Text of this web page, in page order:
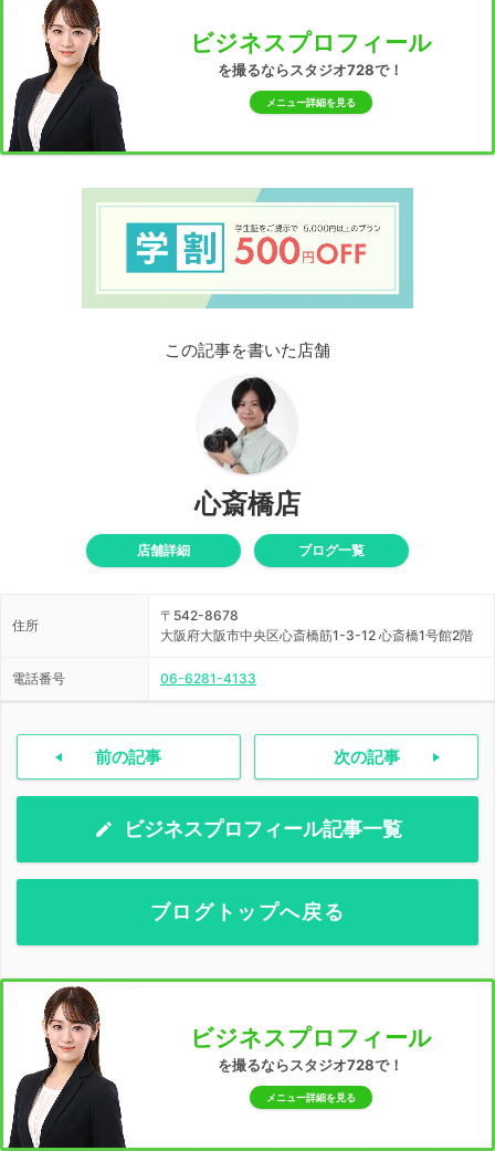
ビジネスプロフィール
を撮るならスタジオ728で！
メニュー詳細を見る
この記事を書いた店舗
心斎橋店
店舗詳細 ブログ一覧
住所
〒542-8678
大阪府大阪市中央区心斎橋筋1-3-12 心斎橋1号館2階
電話番号 06-6281-4133
前の記事 次の記事
ビジネスプロフィール記事一覧
ブログトップへ戻る
ビジネスプロフィール
を撮るならスタジオ728で！
メニュー詳細を見る